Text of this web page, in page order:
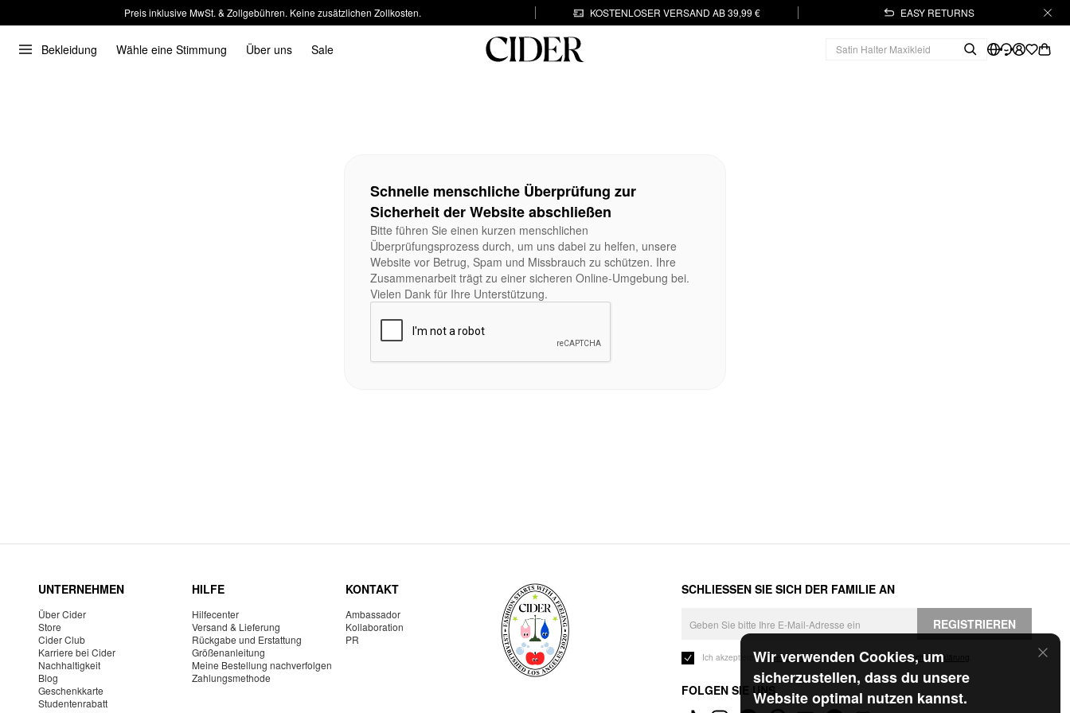
Preis inklusive MwSt. & Zollgebühren. Keine zusätzlichen Zollkosten. KOSTENLOSER VERSAND AB 39,99 € EASY RETURNS
Bekleidung Wähle eine Stimmung Über uns Sale
Wir verwenden Cookies, um
sicherzustellen, dass du unsere
Website optimal nutzen kannst.
Schnelle menschliche Überprüfung zur
Sicherheit der Website abschließen
Bitte führen Sie einen kurzen menschlichen
Überprüfungsprozess durch, um uns dabei zu helfen, unsere
Website vor Betrug, Spam und Missbrauch zu schützen. Ihre
Zusammenarbeit trägt zu einer sicheren Online-Umgebung bei.
Vielen Dank für Ihre Unterstützung.
UNTERNEHMEN
Über Cider
Store
Cider Club
Karriere bei Cider
Nachhaltigkeit
Blog
Geschenkkarte
Studentenrabatt
HILFE
Hilfecenter
Versand & Lieferung
Rückgabe und Erstattung
Größenanleitung
Meine Bestellung nachverfolgen
Zahlungsmethode
KONTAKT
Ambassador
Kollaboration
PR
SCHLIESSEN SIE SICH DER FAMILIE AN
REGISTRIEREN
Ich akzeptiere dieGeschäftsbedingungen und die Datenschutzerklärung
FOLGEN SIE UNS